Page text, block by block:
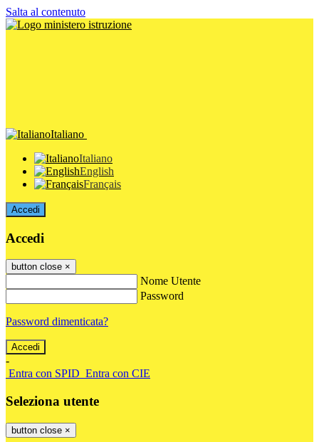
Salta al contenuto
Italiano
Italiano
English
Français
Accedi
Accedi
button close ×
Nome Utente
Password
Password dimenticata?
-
Entra con SPID Entra con CIE
Seleziona utente
button close ×